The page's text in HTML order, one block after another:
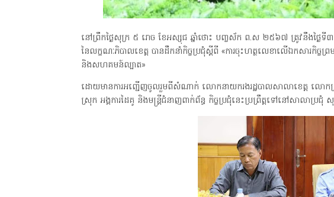
នៅព្រឹកថ្ងៃសុក្រ ៥ រោច ខែអស្សុជ ឆ្នាំថោះ បញ្ចស័ក ព.ស ២៥៦៧ ត្រូវនឹងថ្ង
នៃលក្ខណៈភិបាលខេត្ត បានដឹកនាំកិច្ចប្រជុំស្ដីពី «ការចុះហត្ថលេខាលេីឯកសារកិច្ចព្
និងសហគមន៍ល្បាត»
ដោយមានការអញ្ជើញចូលរួមពីសំណាក់ លោកនាយករងរដ្ឋបាលសាលាខេត្ត លោកប្រធា
ស្រុក អង្គការដៃគូ និងមន្ត្រីជំនាញពាក់ព័ន្ធ កិច្ចប្រជុំនេះប្រព្រឹត្តទៅនៅសាលាប្រជុំ